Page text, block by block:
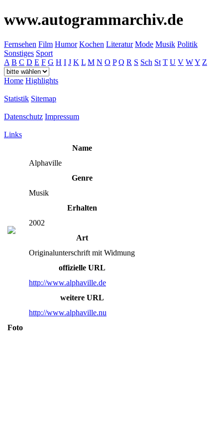
www.autogrammarchiv.de
Fernsehen Film Humor Kochen Literatur Mode Musik Politik
Sonstiges Sport
A B C D E F G H I J K L M N O P Q R S Sch St T U V WY Z
Home Highlights
Statistik Sitemap
Datenschutz Impressum
Links
Name
Alphaville
Genre
Musik
Erhalten
2002
Art
Originalunterschrift mit Widmung
offizielle URL
http://www.alphaville.de
weitere URL
http://www.alphaville.nu
Foto